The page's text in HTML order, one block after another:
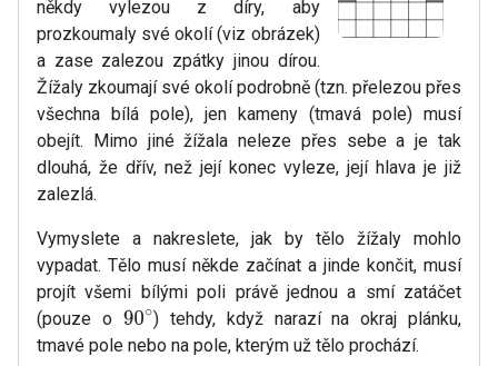
někdy vylezou z díry, aby
prozkoumaly své okolí (viz obrázek)
a zase zalezou zpátky jinou dírou.
Žížaly zkoumají své okolí podrobně (tzn. přelezou přes
všechna bílá pole), jen kameny (tmavá pole) musí
obejít. Mimo jiné žížala neleze přes sebe a je tak
dlouhá, že dřív, než její konec vyleze, její hlava je již
zalezlá.
Vymyslete a nakreslete, jak by tělo žížaly mohlo
vypadat. Tělo musí někde začínat a jinde končit, musí
projít všemi bílými poli právě jednou a smí zatáčet
(pouze o 90∘) tehdy, když narazí na okraj plánku,
tmavé pole nebo na pole, kterým už tělo prochází.